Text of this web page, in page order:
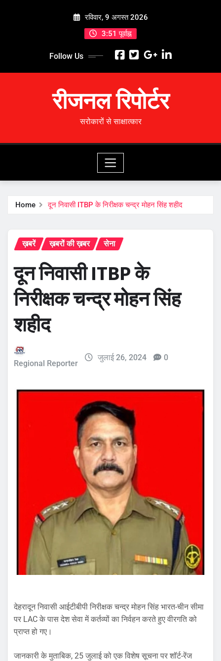
रविवार, 9 अगस्त 2026
3:51 पूर्वाह्न
Follow Us
रीजनल रिपोर्टर
सरोकारों से साक्षात्कार
Home दून निवासी ITBP के निरीक्षक चन्द्र मोहन सिंह शहीद
ख़बरें ख़बरों की ख़बर सेना
दून निवासी ITBP के
निरीक्षक चन्द्र मोहन सिंह
शहीद
Regional Reporter
जुलाई 26, 2024 0
देहरादून निवासी आईटीबीपी निरीक्षक चन्द्र मोहन सिंह भारत-चीन सीमा
पर LAC के पास देश सेवा में कर्तव्यों का निर्वहन करते हुए वीरगति को
प्राप्त हो गए।
जानकारी के मुताबिक, 25 जुलाई को एक विशेष सूचना पर शॉर्ट-रेंज